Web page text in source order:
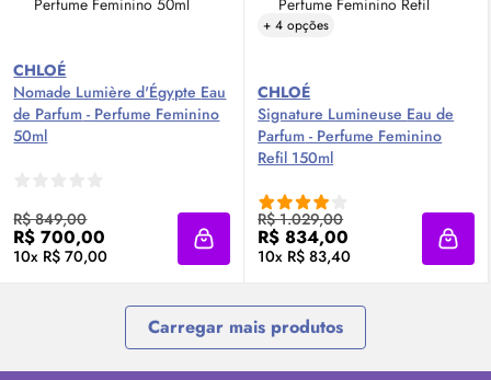
CHLOÉ
Nomade Lumière d'Égypte Eau
de Parfum - Perfume Feminino
50ml
R$ 849,00
R$ 700,00
10x R$ 70,00 Adicionar à sacola
+ 4 opções
CHLOÉ
Signature Lumineuse Eau de
Parfum - Perfume Feminino
Refil 150ml
R$ 1.029,00
R$ 834,00
10x R$ 83,40
Carregar mais produtos